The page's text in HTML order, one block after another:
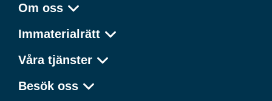
Om oss
Immaterialrätt
Våra tjänster
Besök oss